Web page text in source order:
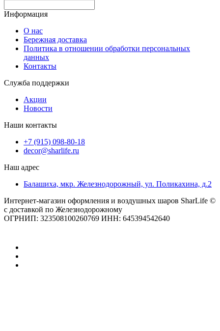
Информация
О нас
Бережная доставка
Политика в отношении обработки персональных
данных
Контакты
Служба поддержки
Акции
Новости
Наши контакты
+7 (915) 098-80-18
decor@sharlife.ru
Наш адрес
Балашиха, мкр. Железнодорожный, ул. Поликахина, д.2
Интернет-магазин оформления и воздушных шаров SharLife ©
с доставкой по Железнодорожному
ОГРНИП: 323508100260769 ИНН: 645394542640